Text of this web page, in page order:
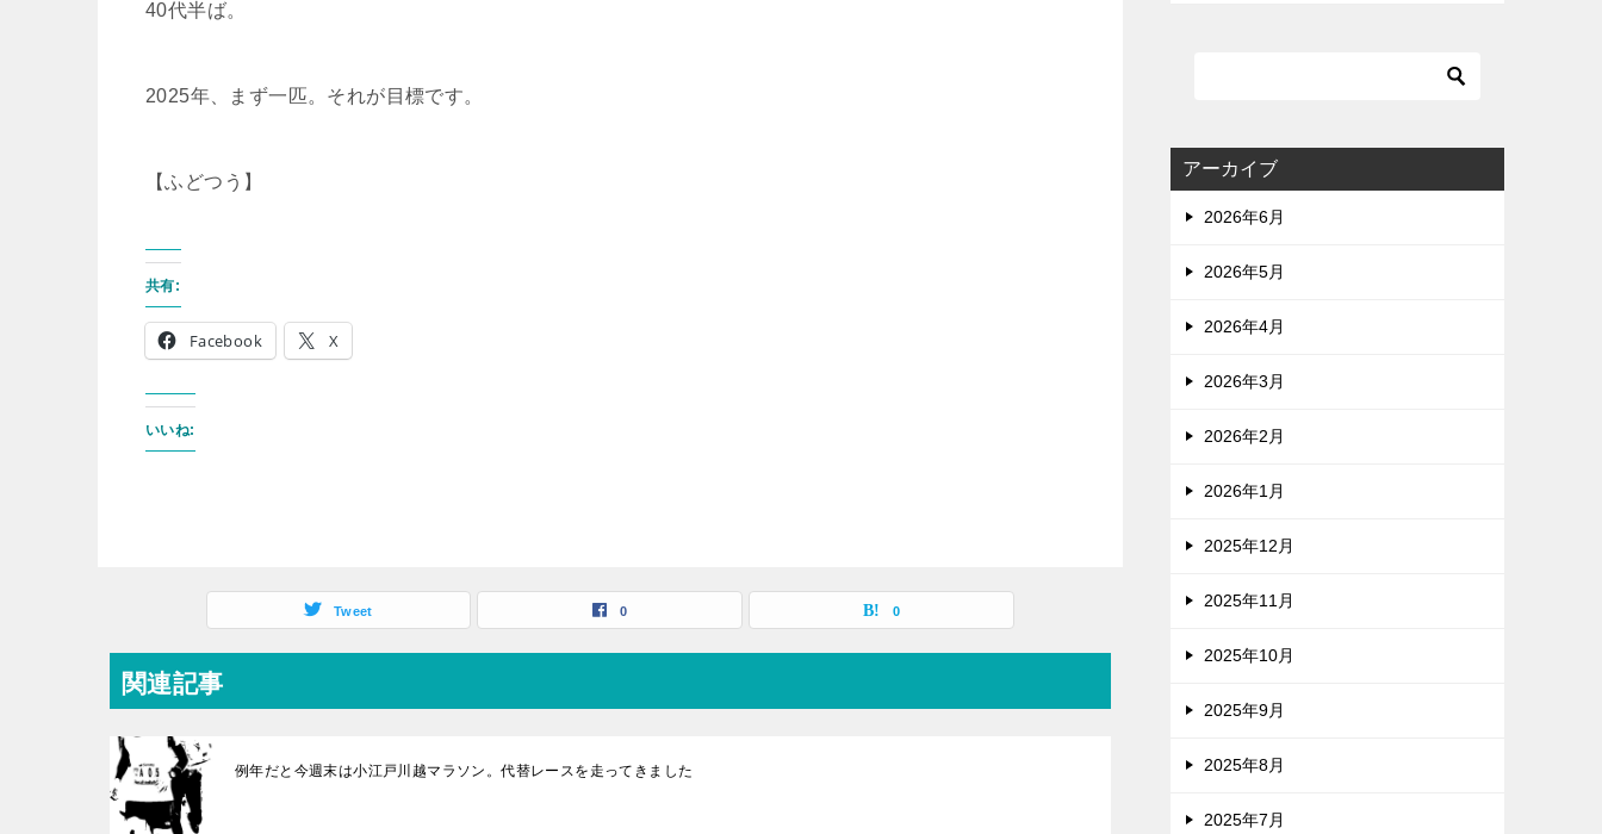
40代半ば。
2025年、まず一匹。それが目標です。
【ふどつう】
共有:
Facebook X
いいね:
Tweet 0 0
関連記事
例年だと今週末は小江戸川越マラソン。代替レースを走ってきました
アーカイブ
2026年6月
2026年5月
2026年4月
2026年3月
2026年2月
2026年1月
2025年12月
2025年11月
2025年10月
2025年9月
2025年8月
2025年7月